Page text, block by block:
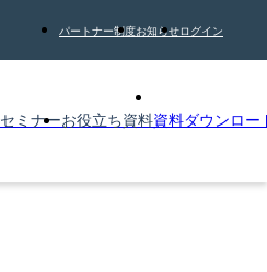
パートナー制度お知らせログイン
セミナーお役立ち資料資料ダウンロー